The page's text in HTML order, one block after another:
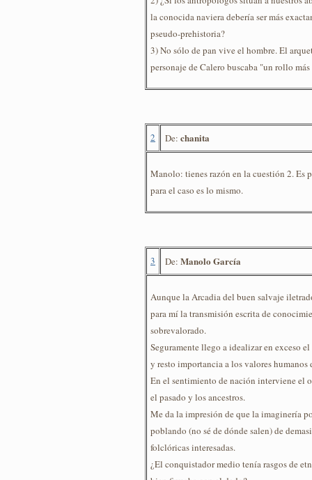
la conocida naviera debería ser más
pseudo-prehistoria?
3) No sólo de pan vive el hombre. El
personaje de Calero buscaba "un rollo
2 De: chanita
Manolo: tienes razón en la cuestión 2. Es
para el caso es lo mismo.
3 De: Manolo García
Aunque la Arcadia del buen salvaje
para mí la transmisión escrita de
sobrevalorado.
Seguramente llego a idealizar en exceso
y resto importancia a los valores humanos
En el sentimiento de nación interviene el
el pasado y los ancestros.
Me da la impresión de que la imaginería
poblando (no sé de dónde salen) de
folclóricas interesadas.
¿El conquistador medio tenía rasgos de